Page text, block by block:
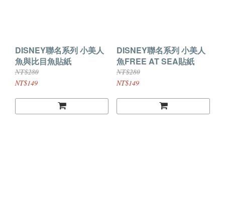
DISNEY聯名系列 小美人
魚與比目魚貼紙
NT$280
NT$149
DISNEY聯名系列 小美人
魚FREE AT SEA貼紙
NT$280
NT$149